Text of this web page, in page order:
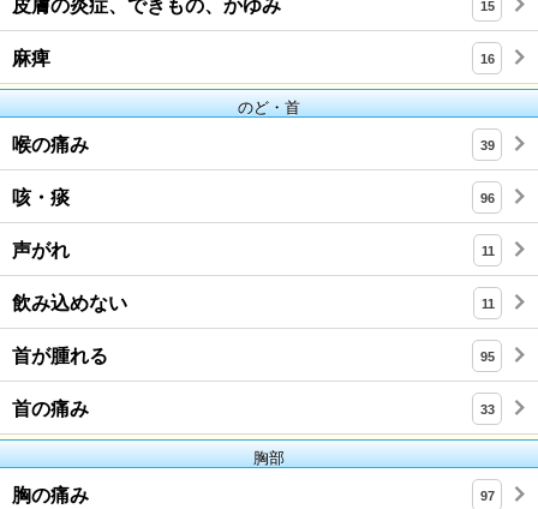
15
麻痺 16
のど・首
喉の痛み 39
咳・痰 96
声がれ 11
飲み込めない 11
首が腫れる 95
首の痛み 33
胸部
胸の痛み 97